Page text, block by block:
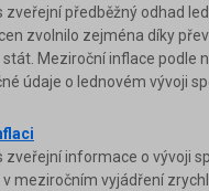
zveřejní předběžný odhad
zvolnilo zejména díky
Meziroční inflace podle
údaje o lednovém vývoji
zveřejní informace o vývoji
meziročním vyjádření